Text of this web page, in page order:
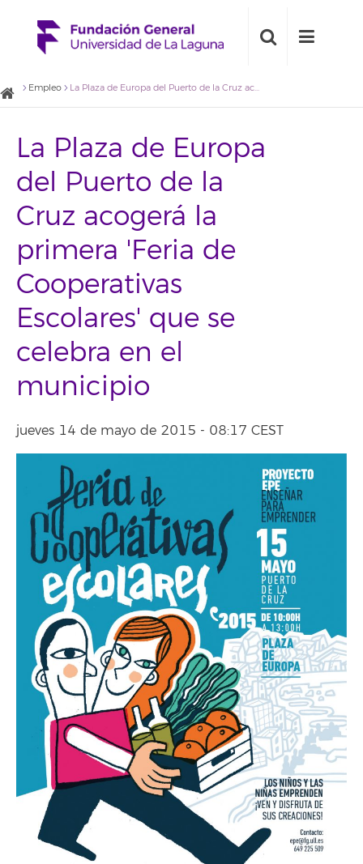
Empleo La Plaza de Europa del Puerto de la Cruz acogerá la primera 'Feria de Cooperativas Escolares' que se celebra en el municipio
La Plaza de Europa
del Puerto de la
Cruz acogerá la
primera 'Feria de
Cooperativas
Escolares' que se
celebra en el
municipio
jueves 14 de mayo de 2015 - 08:17 CEST